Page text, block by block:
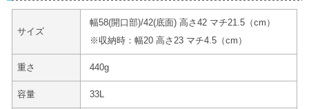
サイズ
幅58(開口部)/42(底面) 高さ42 マチ21.5（cm）
※収納時：幅20 高さ23 マチ4.5（cm）
重さ 440g
容量 33L